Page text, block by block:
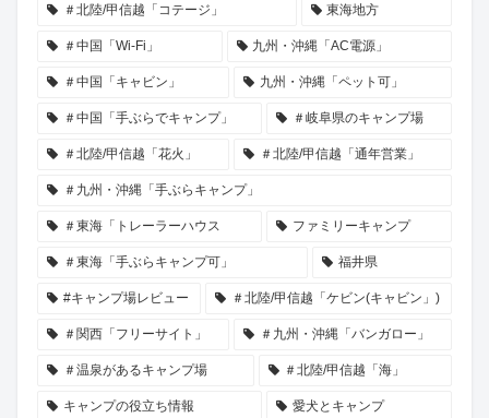
＃北陸/甲信越「コテージ」 東海地方
＃中国「Wi-Fi」 九州・沖縄「AC電源」
＃中国「キャビン」 九州・沖縄「ペット可」
＃中国「手ぶらでキャンプ」 ＃岐阜県のキャンプ場
＃北陸/甲信越「花火」 ＃北陸/甲信越「通年営業」
＃九州・沖縄「手ぶらキャンプ」
＃東海「トレーラーハウス ファミリーキャンプ
＃東海「手ぶらキャンプ可」 福井県
#キャンプ場レビュー ＃北陸/甲信越「ケビン(キャビン」)
＃関西「フリーサイト」 ＃九州・沖縄「バンガロー」
＃温泉があるキャンプ場 ＃北陸/甲信越「海」
キャンプの役立ち情報 愛犬とキャンプ